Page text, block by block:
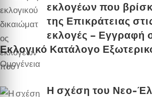
εκλογέων που
της Επικράτειας
εκλογές – Εγγραφή
Εκλογικό Κατάλογο
Ομογένεια
Η σχέση του Νεο-